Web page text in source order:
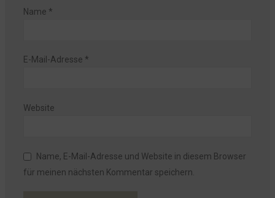
Name *
E-Mail-Adresse *
Website
Name, E-Mail-Adresse und Website in diesem Browser
für meinen nächsten Kommentar speichern.